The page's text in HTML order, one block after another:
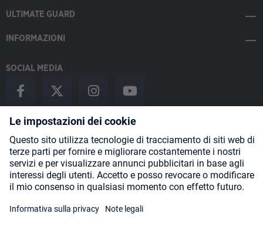
ULTIMATE GUARD
INFORMAZIONI
SOCIAL MEDIA
Payment Methods
Shipping